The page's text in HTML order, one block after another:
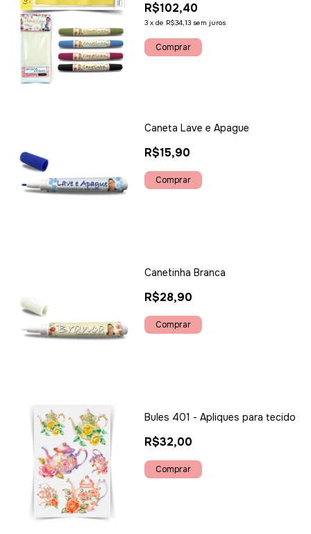
R$102,40
3 x de R$34,13 sem juros
Caneta Lave e Apague
R$15,90
Canetinha Branca
R$28,90
Bules 401 - Apliques para tecido
R$32,00